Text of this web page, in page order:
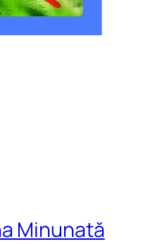
Minunată